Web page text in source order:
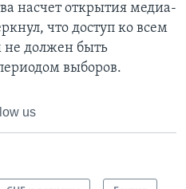
насчет открытия медиа-
что доступ ко всем
должен быть
выборов.
us